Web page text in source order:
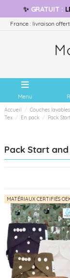
✨ GRATUIT:
France : livraison
Menu
Accueil Couches lavables
Tex
En pack Pack
Pack Start and
MATÉRIAUX CERTIFIÉS